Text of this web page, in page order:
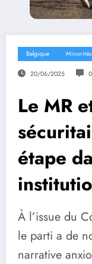
Belgique Minorités
20/06/2025
Le MR
étape
À l’issue du
le parti a de
narrative